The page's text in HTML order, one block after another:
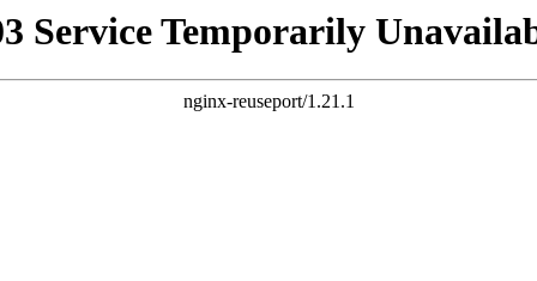
Service Temporarily
nginx-reuseport/1.21.1